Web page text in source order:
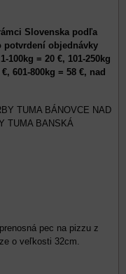
Slovenska podľa
potvrdení objednávky
100kg = 20 €, 101-250kg
601-800kg = 58 €, nad
TUMA BÁNOVCE NAD
TUMA BANSKÁ
pec na pizzu z
o veľkosti 32cm.